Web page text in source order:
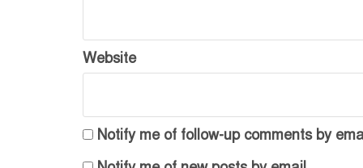
Website
Notify me of follow-up comments by